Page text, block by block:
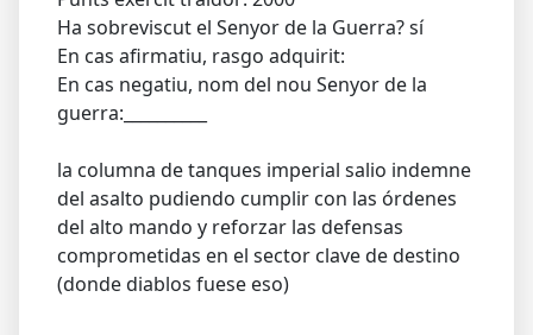
Ha sobreviscut el Senyor de la Guerra? sí
En cas afirmatiu, rasgo adquirit:
En cas negatiu, nom del nou Senyor de la
guerra:__________
la columna de tanques imperial salio indemne
del asalto pudiendo cumplir con las órdenes
del alto mando y reforzar las defensas
comprometidas en el sector clave de destino
(donde diablos fuese eso)